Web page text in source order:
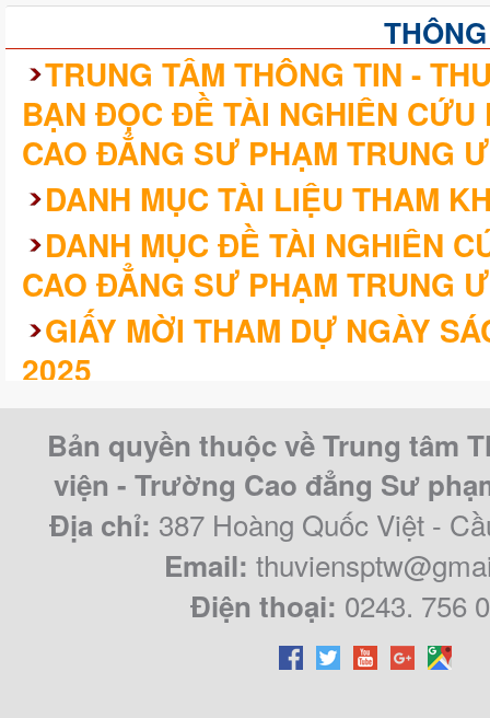
TRUNG TÂM THÔNG TIN -
BẠN ĐỌC ĐỀ TÀI NGHIÊN
CAO ĐẲNG SƯ PHẠM TRUNG
DANH MỤC TÀI LIỆU THAM
DANH MỤC ĐỀ TÀI NGHIÊN
CAO ĐẲNG SƯ PHẠM TRUNG
GIẤY MỜI THAM DỰ NGÀY
2025
CAO ĐẲNG SƯ PHẠM TRUNG
QUY KHÓA 2021 – 2024
Bản quyền thuộc về Trung tâm
viện - Trường Cao đẳng Sư
Địa chỉ: 387 Hoàng Quốc Việt -
Email:
Điện thoại: 0243. 756